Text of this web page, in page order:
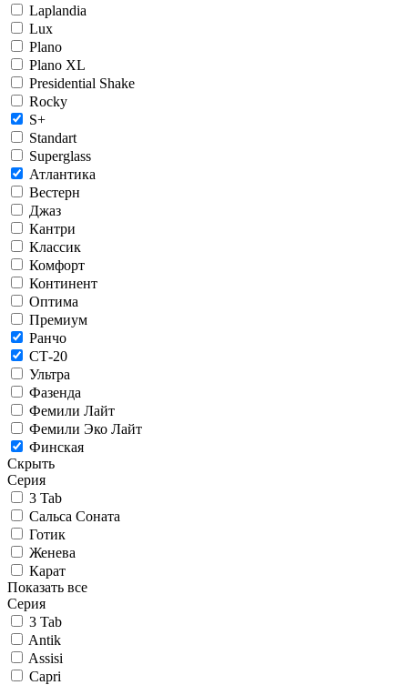
Laplandia
Lux
Plano
Plano XL
Presidential Shake
Rocky
S+
Standart
Superglass
Атлантика
Вестерн
Джаз
Кантри
Классик
Комфорт
Континент
Оптима
Премиум
Ранчо
СТ-20
Ультра
Фазенда
Фемили Лайт
Фемили Эко Лайт
Финская
Скрыть
Серия
3 Tab
Сальса Соната
Готик
Женева
Карат
Показать все
Серия
3 Tab
Antik
Assisi
Capri